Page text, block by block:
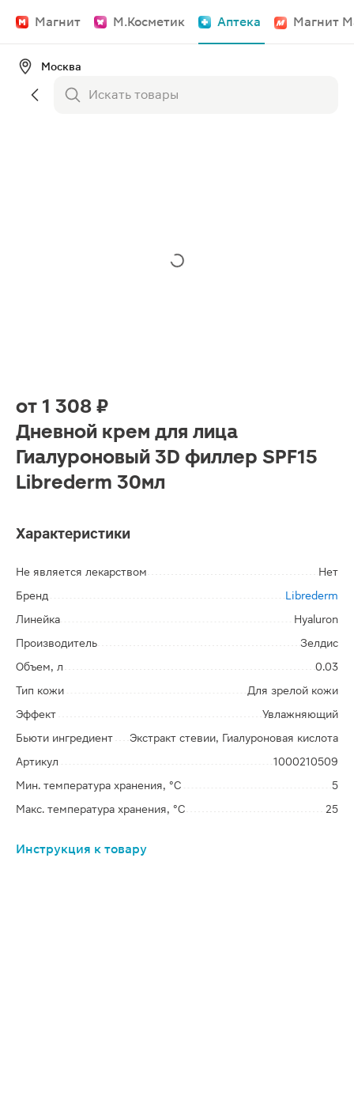
Магнит М.Косметик Аптека Магнит
Москва
от 1 308 ₽
Дневной крем для лица
Гиалуроновый 3D филлер SPF15
Librederm 30мл
Характеристики
Не является лекарством
Нет
Бренд
Librederm
Линейка
Hyaluron
Производитель
Зелдис
Объем, л
0.03
Тип кожи
Для зрелой кожи
Эффект
Увлажняющий
Бьюти ингредиент
Экстракт стевии, Гиалуроновая кислота
Артикул
1000210509
Мин. температура хранения, °C
5
Макс. температура хранения, °C
25
Инструкция к товару